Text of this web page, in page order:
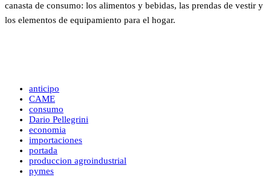
canasta de consumo: los alimentos y bebidas, las prendas de vestir y
los elementos de equipamiento para el hogar.
anticipo
CAME
consumo
Dario Pellegrini
economia
importaciones
portada
produccion agroindustrial
pymes